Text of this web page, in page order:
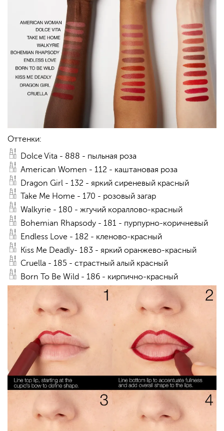
Оттенки:
Dolce Vita - 888 - пыльная роза
American Women - 112 - каштановая роза
Dragon Girl - 132 - яркий сиреневый красный
Take Me Home - 170 - розовый загар
Walkyrie - 180 - жгучий кораллово-красный
Bohemian Rhapsody - 181 - пурпурно-коричневый
Endless Love - 182 - кленово-красный
Kiss Me Deadly- 183 - яркий оранжево-красный
Cruella - 185 - страстный алый красный
Born To Be Wild - 186 - кирпично-красный